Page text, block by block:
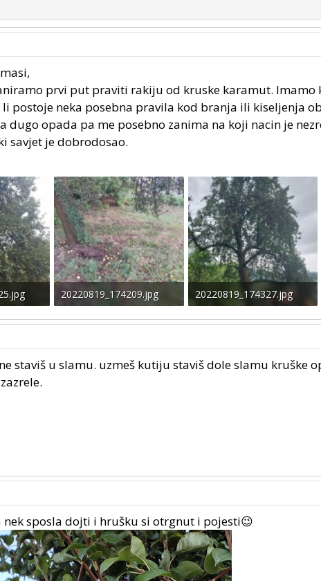
prvi put praviti rakiju od kruske karamut. Imamo
postoje neka posebna pravila kod branja ili kiseljenja
dugo opada pa me posebno zanima na koji nacin je
savjet je dobrodosao.
16
20220819_174209.jpg
99.5 KB · Pregleda: 18
20220819_174327.jpg
88.2 KB · Pregleda: 16
staviš u slamu. uzmeš kutiju staviš dole slamu kruške
nek sposla dojti i hrušku si otrgnut i pojesti😉